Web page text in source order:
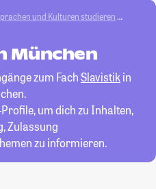
und Kulturen studieren
München
zum FachSlavistikin
um dich zu Inhalten,
Zulassung
zu informieren.